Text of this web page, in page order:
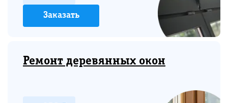
Заказать
Ремонт деревянных окон